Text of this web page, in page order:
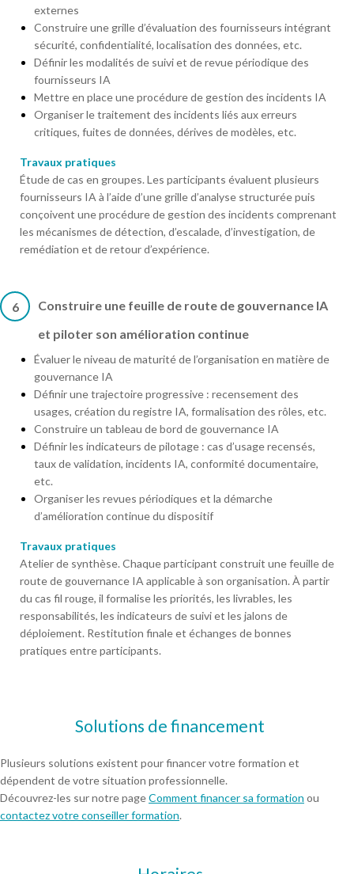
externes
Construire une grille d’évaluation des fournisseurs intégrant
sécurité, confidentialité, localisation des données, etc.
Définir les modalités de suivi et de revue périodique des
fournisseurs IA
Mettre en place une procédure de gestion des incidents IA
Organiser le traitement des incidents liés aux erreurs
critiques, fuites de données, dérives de modèles, etc.
Travaux pratiques
Étude de cas en groupes. Les participants évaluent plusieurs
fournisseurs IA à l’aide d’une grille d’analyse structurée puis
conçoivent une procédure de gestion des incidents comprenant
les mécanismes de détection, d’escalade, d’investigation, de
remédiation et de retour d’expérience.
6
Construire une feuille de route de gouvernance IA
et piloter son amélioration continue
Évaluer le niveau de maturité de l’organisation en matière de
gouvernance IA
Définir une trajectoire progressive : recensement des
usages, création du registre IA, formalisation des rôles, etc.
Construire un tableau de bord de gouvernance IA
Définir les indicateurs de pilotage : cas d’usage recensés,
taux de validation, incidents IA, conformité documentaire,
etc.
Organiser les revues périodiques et la démarche
d’amélioration continue du dispositif
Travaux pratiques
Atelier de synthèse. Chaque participant construit une feuille de
route de gouvernance IA applicable à son organisation. À partir
du cas fil rouge, il formalise les priorités, les livrables, les
responsabilités, les indicateurs de suivi et les jalons de
déploiement. Restitution finale et échanges de bonnes
pratiques entre participants.
Solutions de financement
Plusieurs solutions existent pour financer votre formation et
dépendent de votre situation professionnelle.
Découvrez-les sur notre pageComment financer sa formation ou
contactez votre conseiller formation.